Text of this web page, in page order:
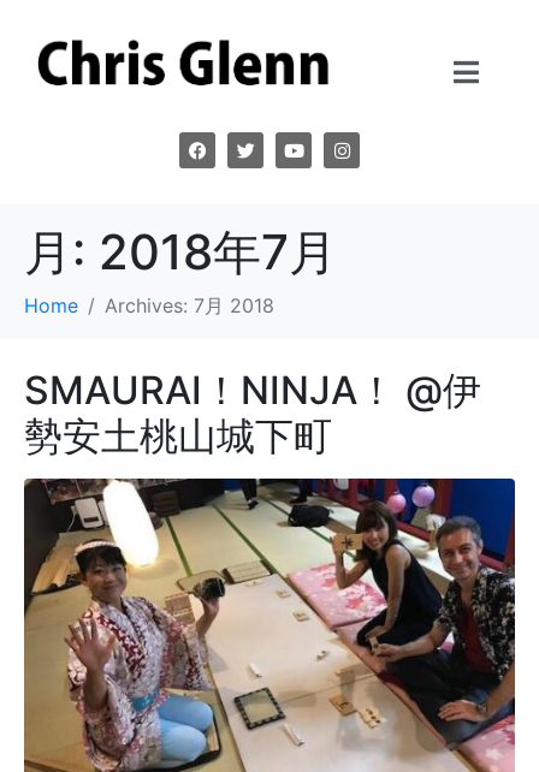
月: 2018年7月
Home Archives: 7月 2018
SMAURAI！NINJA！ @伊
勢安土桃山城下町